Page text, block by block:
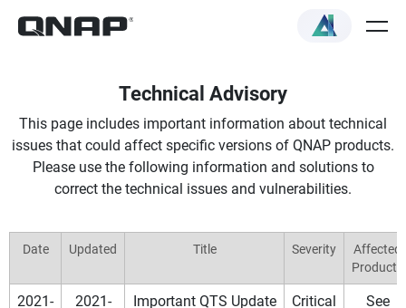
Technical Advisory
This page includes important information about technical
issues that could affect specific versions of QNAP products.
Please use the following information and solutions to
correct the technical issues and vulnerabilities.
Date Updated Title Severity
Affected
Products
2021-
2021-
Important QTS Update
Critical
See